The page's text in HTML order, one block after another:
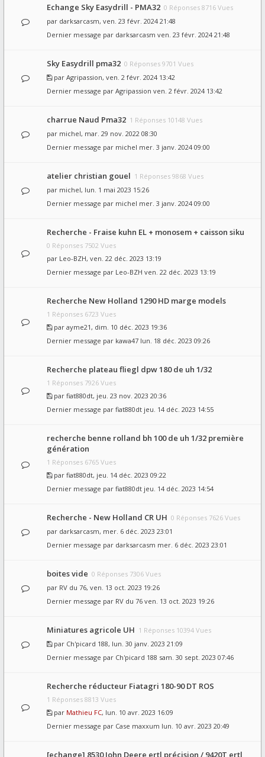
Echange Sky Easydrill - PMA32 0 Réponses 8716 Vues
par darksarcasm, ven. 23 févr. 2024 21:48
Dernier message par darksarcasm ven. 23 févr. 2024 21:48
Sky Easydrill pma32 0 Réponses 9701 Vues
par Agripassion, ven. 2 févr. 2024 13:42
Dernier message par Agripassion ven. 2 févr. 2024 13:42
charrue Naud Pma32 1 Réponses 10148 Vues
par michel, mar. 29 nov. 2022 08:30
Dernier message par michel mer. 3 janv. 2024 09:00
atelier christian gouel 1 Réponses 9868 Vues
par michel, lun. 1 mai 2023 15:26
Dernier message par michel mer. 3 janv. 2024 09:00
Recherche - Fraise kuhn EL + monosem + caisson siku
0 Réponses 7502 Vues
par Leo-BZH, ven. 22 déc. 2023 13:19
Dernier message par Leo-BZH ven. 22 déc. 2023 13:19
Recherche New Holland 1290 HD marge models
1 Réponses 6723 Vues
par ayme21, dim. 10 déc. 2023 19:36
Dernier message par kawa47 lun. 18 déc. 2023 09:26
Recherche plateau fliegl dpw 180 de uh 1/32
1 Réponses 7926 Vues
par fiat880dt, jeu. 23 nov. 2023 20:36
Dernier message par fiat880dt jeu. 14 déc. 2023 14:55
recherche benne rolland bh 100 de uh 1/32 première
génération
1 Réponses 6765 Vues
par fiat880dt, jeu. 14 déc. 2023 09:22
Dernier message par fiat880dt jeu. 14 déc. 2023 14:54
Recherche - New Holland CR UH 0 Réponses 7626 Vues
par darksarcasm, mer. 6 déc. 2023 23:01
Dernier message par darksarcasm mer. 6 déc. 2023 23:01
boites vide 0 Réponses 7306 Vues
par RV du 76, ven. 13 oct. 2023 19:26
Dernier message par RV du 76 ven. 13 oct. 2023 19:26
Miniatures agricole UH 1 Réponses 10394 Vues
par Ch'picard 188, lun. 30 janv. 2023 21:09
Dernier message par Ch'picard 188 sam. 30 sept. 2023 07:46
Recherche réducteur Fiatagri 180-90 DT ROS
1 Réponses 8813 Vues
par Mathieu FC, lun. 10 avr. 2023 16:09
Dernier message par Case maxxum lun. 10 avr. 2023 20:49
[echange] 8530 John Deere ertl précision / 9420T ertl